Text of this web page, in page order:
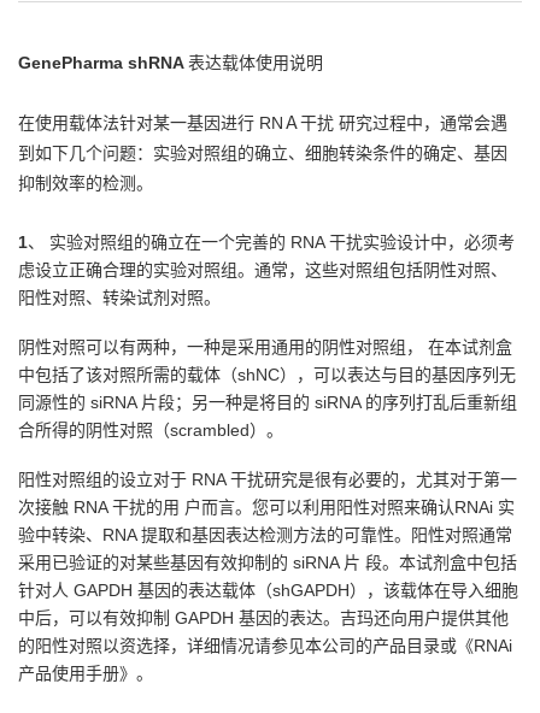
GenePharma shRNA表达载体使用说明
在使用载体法针对某一基因进行 RNＡ干扰 研究过程中，通常会遇
到如下几个问题：实验对照组的确立、细胞转染条件的确定、基因
抑制效率的检测。
1、 实验对照组的确立在一个完善的 RNA 干扰实验设计中，必须考
虑设立正确合理的实验对照组。通常，这些对照组包括阴性对照、
阳性对照、转染试剂对照。
阴性对照可以有两种，一种是采用通用的阴性对照组， 在本试剂盒
中包括了该对照所需的载体（shNC），可以表达与目的基因序列无
同源性的 siRNA 片段；另一种是将目的 siRNA 的序列打乱后重新组
合所得的阴性对照（scrambled）。
阳性对照组的设立对于 RNA 干扰研究是很有必要的，尤其对于第一
次接触 RNA 干扰的用 户而言。您可以利用阳性对照来确认RNAi 实
验中转染、RNA 提取和基因表达检测方法的可靠性。阳性对照通常
采用已验证的对某些基因有效抑制的 siRNA 片 段。本试剂盒中包括
针对人 GAPDH 基因的表达载体（shGAPDH），该载体在导入细胞
中后，可以有效抑制 GAPDH 基因的表达。吉玛还向用户提供其他
的阳性对照以资选择，详细情况请参见本公司的产品目录或《RNAi
产品使用手册》。